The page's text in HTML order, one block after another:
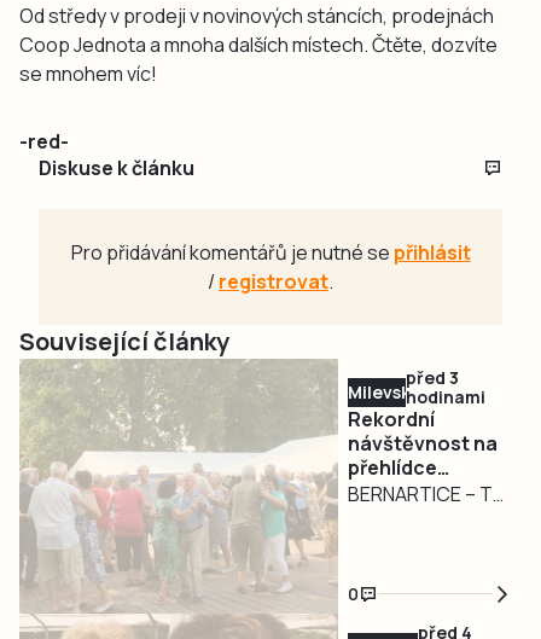
Od středy v prodeji v novinových stáncích, prodejnách
Coop Jednota a mnoha dalších místech. Čtěte, dozvíte
se mnohem víc!
-red-
Diskuse k článku
Pro přidávání komentářů je nutné se přihlásit
/registrovat.
Související články
Milevsko
před 3
hodinami
Rekordní
návštěvnost na
přehlídce
dechovek v
naštvaní.
BERNARTICE – To
přehlídky
dechových hudeb
0
před 4